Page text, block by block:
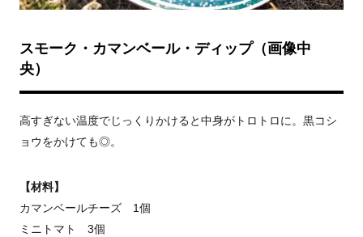
スモーク・カマンベール・ディップ（画像中
央）
高すぎない温度でじっくりかけると中身がトロトロに。黒コシ
ョウをかけても◎。
【材料】
カマンベールチーズ 1個
ミニトマト 3個